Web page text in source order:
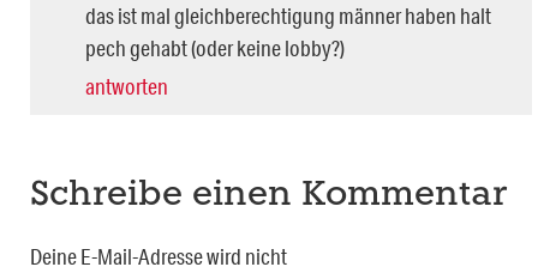
das ist mal gleichberechtigung männer haben halt
pech gehabt (oder keine lobby?)
antworten
Schreibe einen Kommentar
Deine E-Mail-Adresse wird nicht